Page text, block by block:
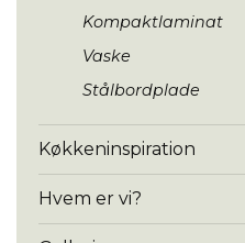
Kompaktlaminat
Vaske
Stålbordplade
Køkkeninspiration
Hvem er vi?